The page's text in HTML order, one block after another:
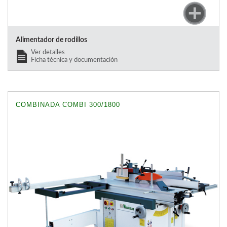
Alimentador de rodillos
Ver detalles
Ficha técnica y documentación
COMBINADA COMBI 300/1800